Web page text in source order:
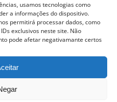
usamos tecnologias como
a informações do dispositivo.
permitirá processar dados, como
exclusivos neste site. Não
pode afetar negativamante certos
de Cozinha